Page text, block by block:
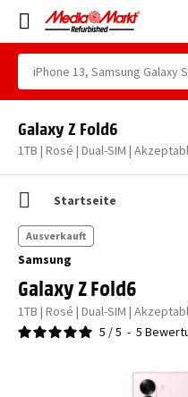
Galaxy Z Fold6
Startseite
Samsung
Galaxy Z Fold6
1TB | Rosé | Dual-SIM |
5 /5 - 5
Ausverkauft